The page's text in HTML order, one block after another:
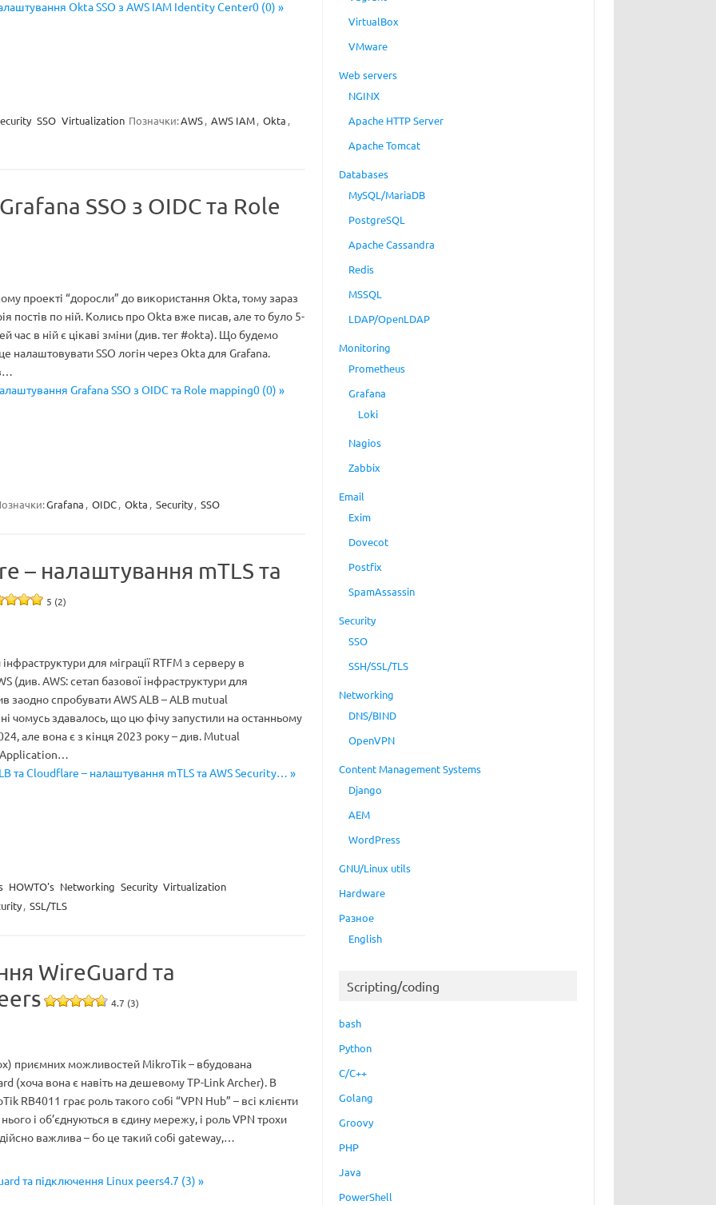
Okta SSO з AWS IAM Identity Center0 (0) »
SSO Virtualization Позначки:AWS, AWS IAM, Okta ,
SSO з OIDC та Role
проекті “доросли” до використання Okta, тому зараз
постів по ній. Колись про Okta вже писав, але то було 5-
час в ній є цікаві зміни (див. тег #okta). Що будемо
налаштовувати SSO логін через Okta для Grafana.
Grafana SSO з OIDC та Role mapping0 (0) »
Grafana , OIDC, Okta , Security, SSO
– налаштування mTLS та
5 (2)
для міграції RTFM з серверу в
(див. AWS: сетап базової інфраструктури для
заодно спробувати AWS ALB – ALB mutual
чомусь здавалось, що цю фічу запустили на останньому
але вона є з кінця 2023 року – див. Mutual
та Cloudflare – налаштування mTLS та AWS Security… »
HOWTO's Networking Security Virtualization
, SSL/TLS
WireGuard та
4.7 (3)
приємних можливостей MikroTik – вбудована
(хоча вона є навіть на дешевому TP-Link Archer). В
RB4011 грає роль такого собі “VPN Hub” – всі клієнти
і об’єднуються в єдину мережу, і роль VPN трохи
важлива – бо це такий собі gateway,…
та підключення Linux peers4.7 (3) »
VirtualBox
VMware
Web servers
NGINX
Apache HTTP Server
Apache Tomcat
Databases
MySQL/MariaDB
PostgreSQL
Apache Cassandra
Redis
MSSQL
LDAP/OpenLDAP
Monitoring
Prometheus
Grafana
Loki
Nagios
Zabbix
Email
Exim
Dovecot
Postfix
SpamAssassin
Security
SSO
SSH/SSL/TLS
Networking
DNS/BIND
OpenVPN
Content Management Systems
Django
AEM
WordPress
GNU/Linux utils
Hardware
Разное
English
Scripting/coding
bash
Python
C/C++
Golang
Groovy
PHP
Java
PowerShell